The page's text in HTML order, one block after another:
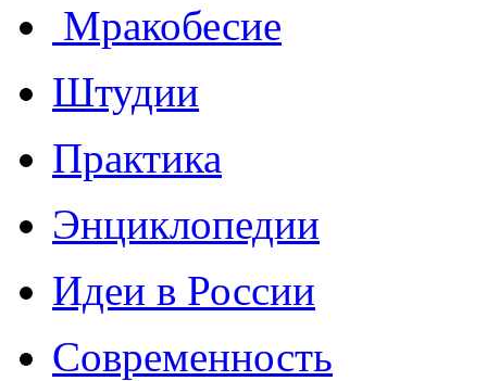
Мракобесие
Штудии
Практика
Энциклопедии
Идеи в России
Современность